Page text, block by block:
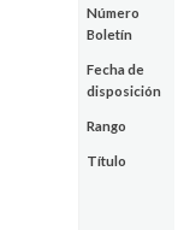
Número
Boletín
Fecha de
disposición
Rango
Título